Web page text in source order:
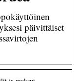
päivittäiset